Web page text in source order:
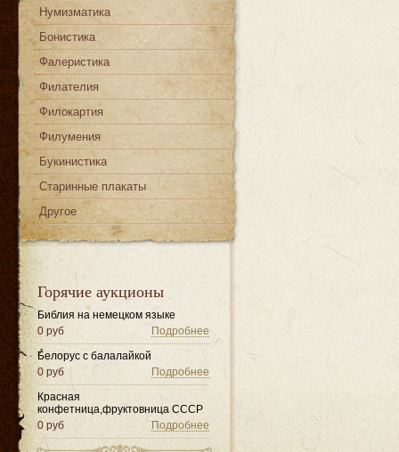
Нумизматика
Бонистика
Фалеристика
Филателия
Филокартия
Филумения
Букинистика
Старинные плакаты
Другое
Горячие аукционы
Библия на немецком языке
Подробнее
0 руб
Белорус с балалайкой
Подробнее
0 руб
Красная
конфетница,фруктовница СССР
Подробнее
0 руб